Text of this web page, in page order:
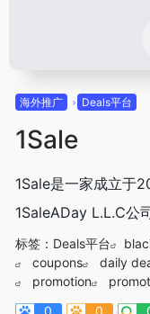
海外推广 Deals平台
1Sale
1Sale是一家成立于
1SaleADay L.L.C公司
标签： Deals平台
coupons
daily
promotion
0
0